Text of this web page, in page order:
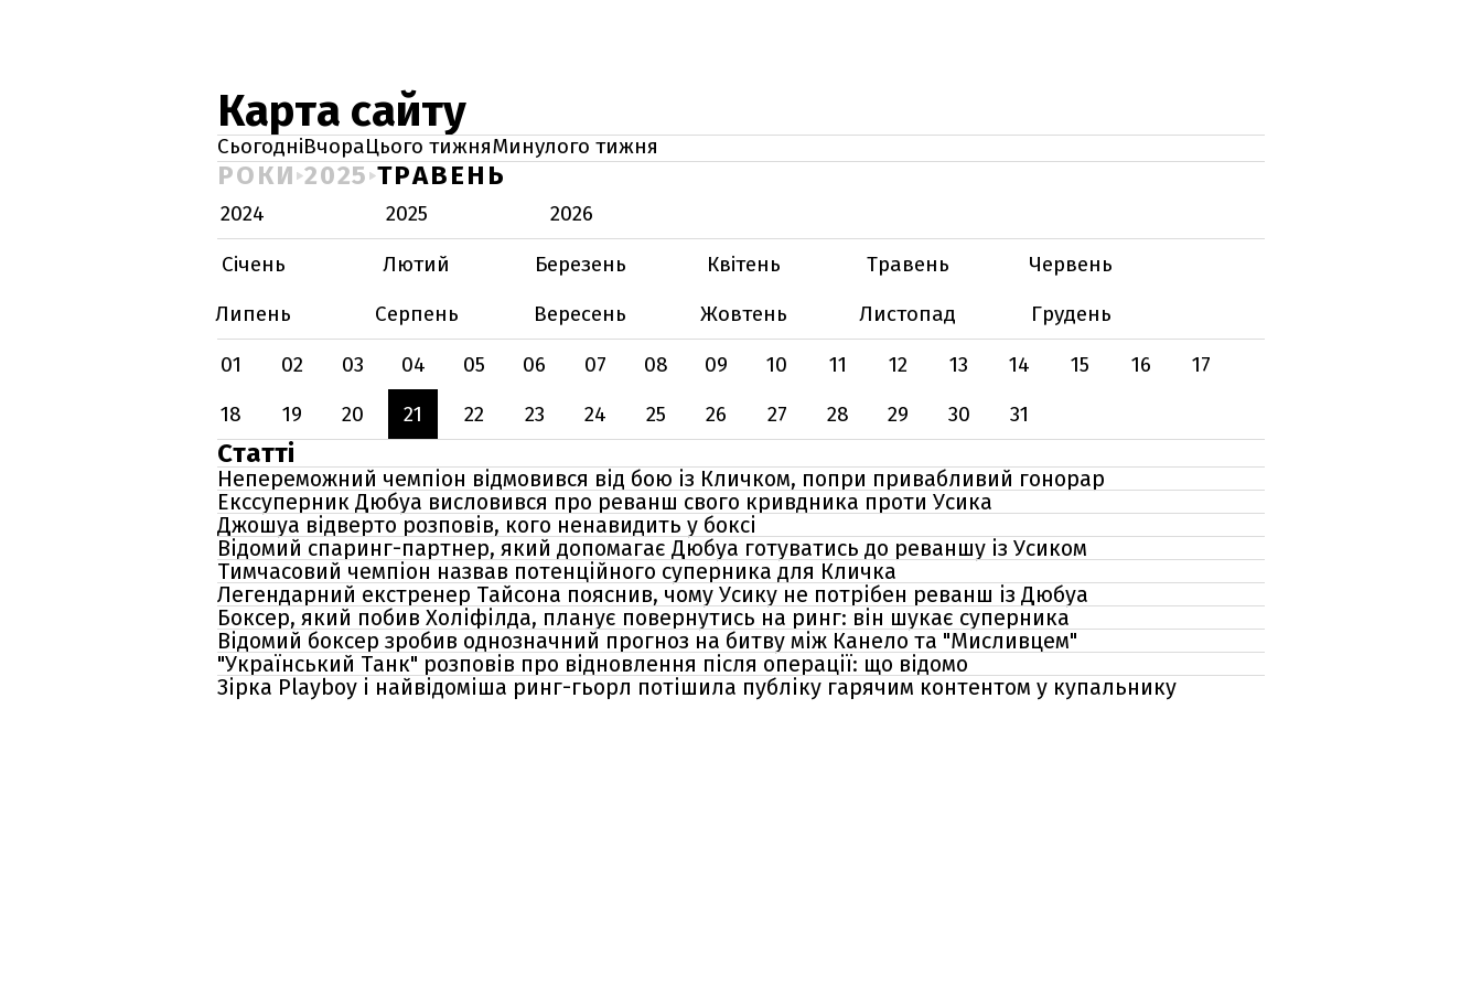
Карта сайту
СьогодніВчораЦього тижняМинулого тижня
РОКИ 2025 ТРАВЕНЬ
2024 2025
2026
Січень
Лютий Березень Квітень Травень
Червень
Липень
Серпень Вересень Жовтень Листопад
Грудень
01
02 03 04 05 06 07 08 09 10 11 12 13 14 15 16
17
18
19 20 21 22 23 24 25 26 27 28 29 30 31
Статті
Непереможний чемпіон відмовився від бою із Кличком, попри привабливий гонорар
Екссуперник Дюбуа висловився про реванш свого кривдника проти Усика
Джошуа відверто розповів, кого ненавидить у боксі
Відомий спаринг-партнер, який допомагає Дюбуа готуватись до реваншу із Усиком
Тимчасовий чемпіон назвав потенційного суперника для Кличка
Легендарний екстренер Тайсона пояснив, чому Усику не потрібен реванш із Дюбуа
Боксер, який побив Холіфілда, планує повернутись на ринг: він шукає суперника
Відомий боксер зробив однозначний прогноз на битву між Канело та "Мисливцем"
"Український Танк" розповів про відновлення після операції: що відомо
Зірка Playboy і найвідоміша ринг-гьорл потішила публіку гарячим контентом у купальнику